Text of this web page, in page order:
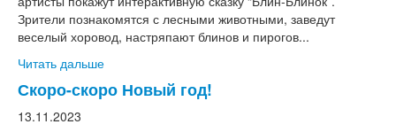
Зрители познакомятся с лесными животными, заведут
веселый хоровод, настряпают блинов и пирогов...
Читать дальше
Скоро-скоро Новый год!
13.11.2023